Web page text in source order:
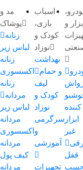
مد و
پوشاک
زنانه
لباس زیر
زنانه
اکسسوری
زنانه
مردانه
لباس زیر
مردانه
اکسسوری
مردانه
کیف پول
مردانه
اسباب
بازی،
کودک و
نوزاد
بهداشت
و حمام
لیف
کودک و
نوزاد
سرگرمی
و
آموزشی
تجهیزات
و
کننده
ابزار
غیر
قفل